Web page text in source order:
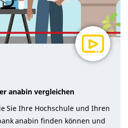
anabin vergleichen
Sie Ihre Hochschule und Ihren
anabin finden können und